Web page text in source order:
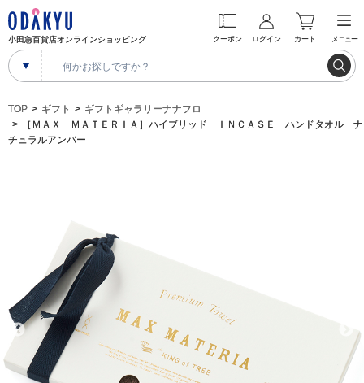
小田急百貨店オンラインショッピング クーポン ログイン カート メニュー
TOP ギフト
ギフトギャラリーナナフロ
［ＭＡＸ ＭＡＴＥＲＩＡ］ハイブリッド ＩＮＣＡＳＥ ハンドタオル ナ
チュラルアンバー